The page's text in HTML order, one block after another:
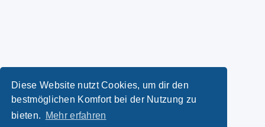
Diese Website nutzt Cookies, um dir den
bestmöglichen Komfort bei der Nutzung zu
bieten.
Mehr erfahren